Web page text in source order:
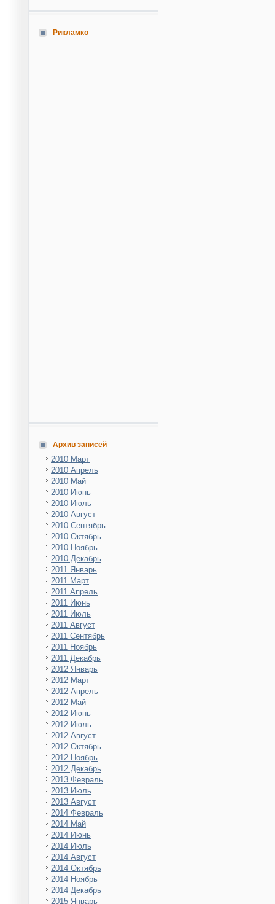
Рикламко
Архив записей
2010 Март
2010 Апрель
2010 Май
2010 Июнь
2010 Июль
2010 Август
2010 Сентябрь
2010 Октябрь
2010 Ноябрь
2010 Декабрь
2011 Январь
2011 Март
2011 Апрель
2011 Июнь
2011 Июль
2011 Август
2011 Сентябрь
2011 Ноябрь
2011 Декабрь
2012 Январь
2012 Март
2012 Апрель
2012 Май
2012 Июнь
2012 Июль
2012 Август
2012 Октябрь
2012 Ноябрь
2012 Декабрь
2013 Февраль
2013 Июль
2013 Август
2014 Февраль
2014 Май
2014 Июнь
2014 Июль
2014 Август
2014 Октябрь
2014 Ноябрь
2014 Декабрь
2015 Январь